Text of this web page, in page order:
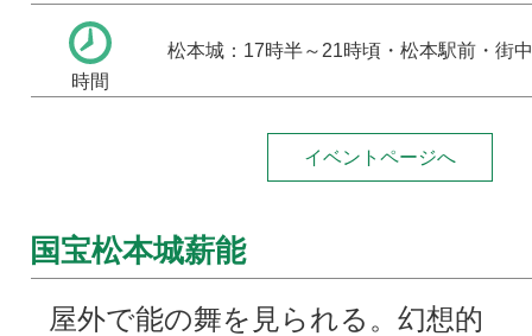
時間
松本城：17時半～21時頃・松本駅前・街
イベントページへ
国宝松本城薪能
屋外で能の舞を見られる。幻想的